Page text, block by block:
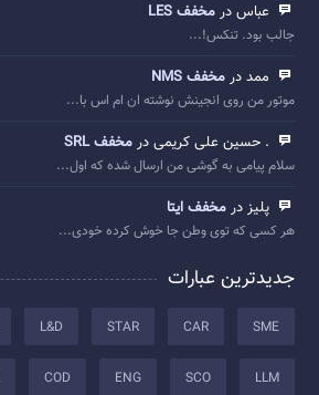
عباس در مخفف LES
جالب بود. تنکس!...
ممد در مخفف NMS
موتور من روی انجینش نوشته ان ام اس با...
. حسین علی کریمی در مخفف SRL
سلام پیامی به گوشی من ارسال شده که اول...
پلیز در مخفف ایتا
هر کسی که توی وطن جا خوش کرده خودی...
جدیدترین عبارات
SME
CAR
STAR
L&D
LLM
SCO
ENG
COD